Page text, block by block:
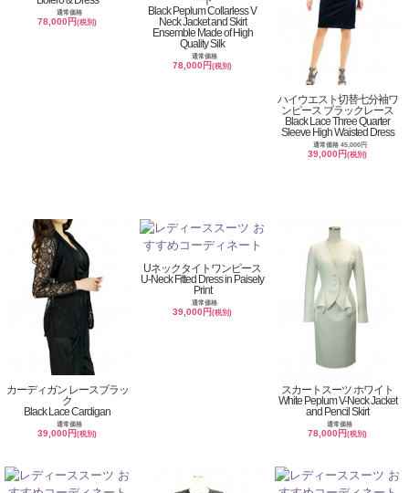
通常価格
78,000円(税別)
Black Peplum Collarless V
Neck Jacket and Skirt
Ensemble Made of High
Quality Silk
通常価格
78,000円(税別)
ハイウエスト切替七分袖ワ
ンピース ブラックレース
Black Lace Three Quarter
Sleeve High Waisted Dress
通常価格 45,000円
39,000円(税別)
カーディガン レースブラッ
ク
Black Lace Cardigan
通常価格
39,000円(税別)
Uネックタイトワンピース
U-Neck Fitted Dress in Paisely
Print
通常価格
39,000円(税別)
スカートスーツ ホワイト
White Peplum V-Neck Jacket
and Pencil Skirt
通常価格
78,000円(税別)